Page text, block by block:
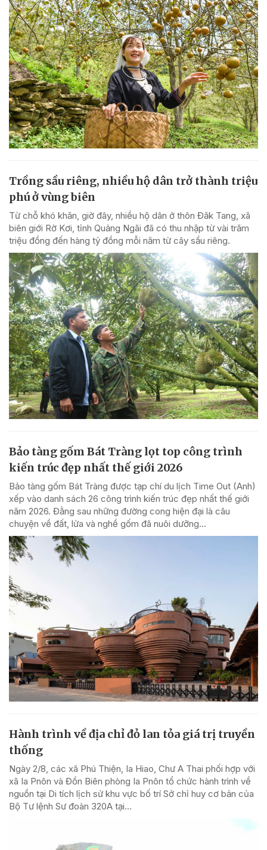
Trồng sầu riêng, nhiều hộ dân trở thành triệu
phú ở vùng biên
Từ chỗ khó khăn, giờ đây, nhiều hộ dân ở thôn Đăk Tang, xã
biên giới Rờ Kơi, tỉnh Quảng Ngãi đã có thu nhập từ vài trăm
triệu đồng đến hàng tỷ đồng mỗi năm từ cây sầu riêng.
Bảo tàng gốm Bát Tràng lọt top công trình
kiến trúc đẹp nhất thế giới 2026
Bảo tàng gốm Bát Tràng được tạp chí du lịch Time Out (Anh)
xếp vào danh sách 26 công trình kiến trúc đẹp nhất thế giới
năm 2026. Đằng sau những đường cong hiện đại là câu
chuyện về đất, lửa và nghề gốm đã nuôi dưỡng...
Hành trình về địa chỉ đỏ lan tỏa giá trị truyền
thống
Ngày 2/8, các xã Phú Thiện, Ia Hiao, Chư A Thai phối hợp với
xã Ia Pnôn và Đồn Biên phòng Ia Pnôn tổ chức hành trình về
nguồn tại Di tích lịch sử khu vực bố trí Sở chỉ huy cơ bản của
Bộ Tư lệnh Sư đoàn 320A tại...